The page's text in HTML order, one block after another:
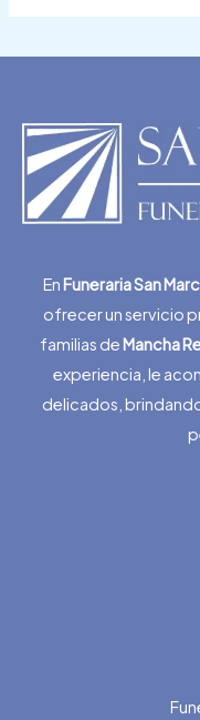
EnFuneraria San
ofrecer un servicio
familias deMancha
experiencia, le
delicados,